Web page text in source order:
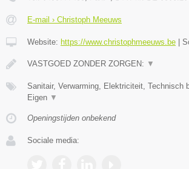
E-mail › Christoph Meeuws
Website: https://www.christophmeeuws.be
VASTGOED ZONDER ZORGEN: ▼
Sanitair, Verwarming, Elektriciteit, Technisch
Eigen ▼
Openingstijden onbekend
Sociale media: